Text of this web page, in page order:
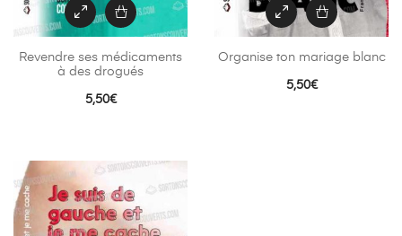
Revendre ses médicaments
à des drogués
5,50€
Organise ton mariage blanc
5,50€